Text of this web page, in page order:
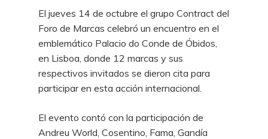
El jueves 14 de octubre el grupo Contract del
Foro de Marcas celebró un encuentro en el
emblemático Palacio do Conde de Óbidos,
en Lisboa, donde 12 marcas y sus
respectivos invitados se dieron cita para
participar en esta acción internacional.
El evento contó con la participación de
Andreu World, Cosentino, Fama, Gandía